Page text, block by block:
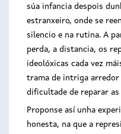
súa infancia despois
estranxeiro, onde se
silencio e na rutina. A
perda, a distancia, os
ideolóxicas cada vez
trama de intriga arredor
dificultade de reparar as
Proponse así unha
honesta, na que a